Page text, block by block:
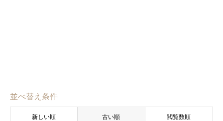
並べ替え条件
新しい順 古い順 閲覧数順